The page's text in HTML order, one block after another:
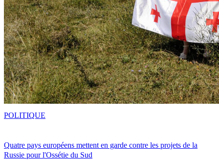
Quatre pays européens mettent en garde contre les projets de la
Russie pour l'Ossétie du Sud
POLITIQUE